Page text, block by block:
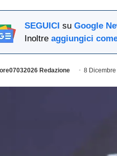
SEGUICI su Google
Inoltre aggiungici
Redazione 8